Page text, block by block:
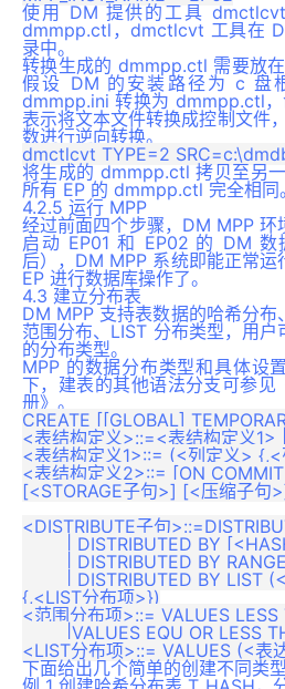
使用 DM 提供的工具
dmmpp.ctl，dmctlcvt 工具在
录中。
转换生成的 dmmpp.ctl 需要放
假设 DM 的安装路径为 c 盘
dmmpp.ini 转换为 dmmpp.ctl，
表示将文本文件转换成控制文件
数进行逆向转换。
将生成的 dmmpp.ctl 拷贝至另
所有 EP 的 dmmpp.ctl 完全相同。
4.2.5 运行 MPP
经过前面四个步骤，DM MPP 环
启动 EP01 和 EP02 的 DM
后），DM MPP 系统即能正常
EP 进行数据库操作了。
4.3 建立分布表
DM MPP 支持表数据的哈希分布
范围分布、LIST 分布类型，用
的分布类型。
MPP 的数据分布类型和具体设
下，建表的其他语法分支可参见
册》。
CREATE [[GLOBAL]
<表结构定义>::=<表结构定义1>
<表结构定义1>::= (<列定义>
<表结构定义2>::= [ON
[<STORAGE子句>] [<压缩子句
<DISTRIBUTE子句
{,<LIST分布项>})
<范围分布项>::= VALUES
下面给出几个简单的创建不同类